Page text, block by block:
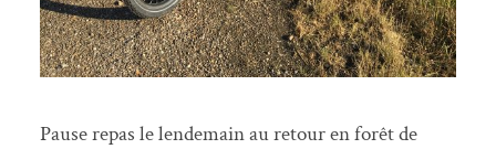
Pause repas le lendemain au retour en forêt de